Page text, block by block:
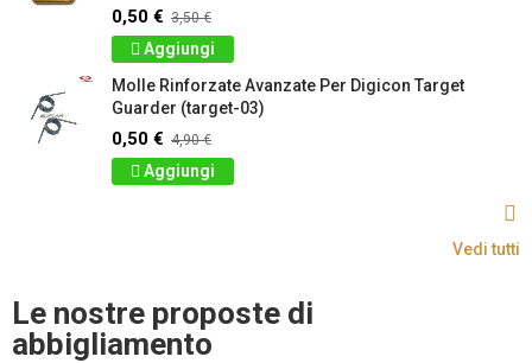
0,50 € 3,50 €
Aggiungi
Molle Rinforzate Avanzate Per Digicon Target
Guarder (target-03)
0,50 € 4,90 €
Aggiungi
Vedi tutti
Le nostre proposte di
abbigliamento